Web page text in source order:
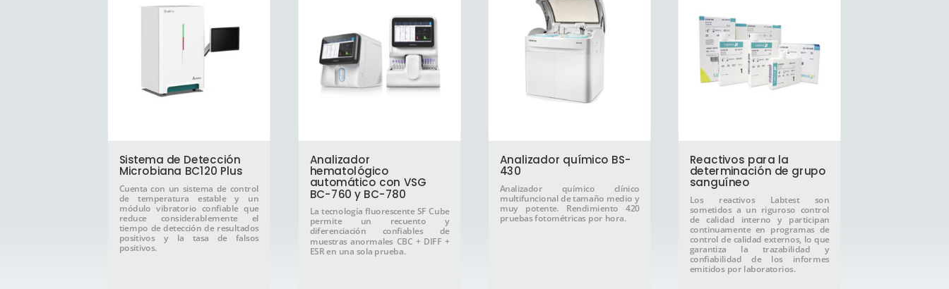
Sistema de Detección
Microbiana BC120 Plus
Cuenta con un sistema de control
de temperatura estable y un
módulo vibratorio confiable que
reduce considerablemente el
tiempo de detección de resultados
positivos y la tasa de falsos
positivos.
Analizador
hematológico
automático con VSG
BC-760 y BC-780
La tecnología fluorescente SF Cube
permite un recuento y
diferenciación confiables de
muestras anormales CBC + DIFF +
ESR en una sola prueba.
Analizador químico BS-
430
Analizador químico clínico
multifuncional de tamaño medio y
muy potente. Rendimiento 420
pruebas fotométricas por hora.
Reactivos para la
determinación de grupo
sanguíneo
Los reactivos Labtest son
sometidos a un riguroso control
de calidad interno y participan
continuamente en programas de
control de calidad externos, lo que
garantiza la trazabilidad y
confiabilidad de los informes
emitidos por laboratorios.